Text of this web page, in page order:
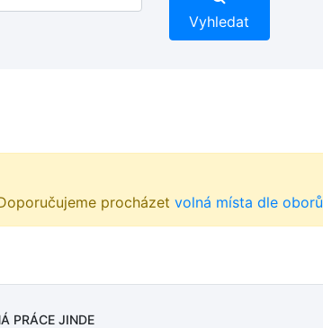
Vyhledat
procházet volná místa dle oborů
PRÁCE JINDE